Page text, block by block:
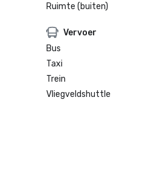
Ruimte (buiten)
Vervoer
Bus
Taxi
Trein
Vliegveldshuttle